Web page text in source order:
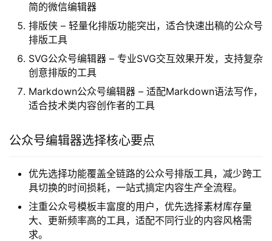
简的微信编辑器
排版侠 – 轻量化排版功能突出，适合快速出稿的公众号
排版工具
SVG公众号编辑器 – 专业SVG交互效果开发，支持复杂
创意排版的工具
Markdown公众号编辑器 – 适配Markdown语法写作，
适合技术类内容创作者的工具
公众号编辑器选择核心要点
优先选择功能覆盖全链路的公众号排版工具，减少跨工
具切换的时间损耗，一站式搞定内容生产全流程。
注重公众号模板丰富度的用户，优先选择素材库存量
大、更新频率高的工具，适配不同行业的内容风格需
求。